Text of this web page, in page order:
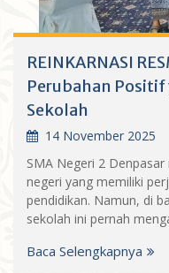
REINKARNASI
Perubahan
Sekolah
14 November 2025
SMA Negeri 2
negeri yang memiliki
pendidikan. Namun, di
sekolah ini pernah
Baca Selengkapnya